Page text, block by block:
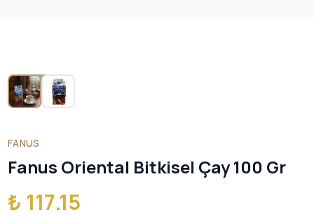
TÜKENDI
FANUS
Fanus Oriental Bitkisel Çay 100 Gr
₺ 117.15